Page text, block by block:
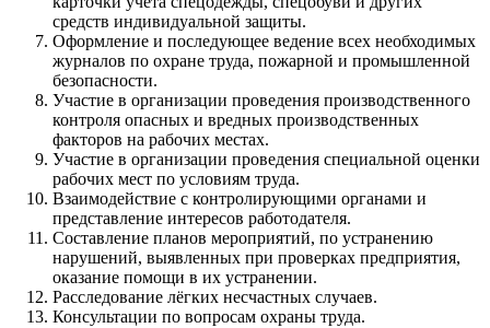
средств индивидуальной защиты.
Оформление и последующее ведение всех необходимых
журналов по охране труда, пожарной и промышленной
безопасности.
Участие в организации проведения производственного
контроля опасных и вредных производственных
факторов на рабочих местах.
Участие в организации проведения специальной оценки
рабочих мест по условиям труда.
Взаимодействие с контролирующими органами и
представление интересов работодателя.
Составление планов мероприятий, по устранению
нарушений, выявленных при проверках предприятия,
оказание помощи в их устранении.
Расследование лёгких несчастных случаев.
Консультации по вопросам охраны труда.